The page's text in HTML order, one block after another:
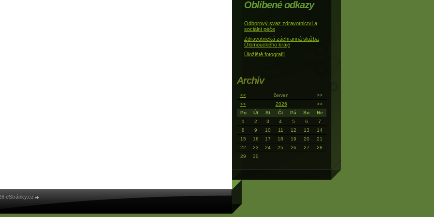
Oblíbené odkazy
Odborový svaz zdravotnictví a
sociální péče
Zdravotnická záchranná služba
Olomouckého kraje
Úložiště fotografií
Archiv
<< červen
>>
<<
2026
>>
Po
Út St Čt Pá So
Ne
1
2 3 4 5 6
7
8
9 10 11 12 13
14
15
16 17 18 19 20
21
22
23 24 25 26 27
28
29
30
eStránky.cz